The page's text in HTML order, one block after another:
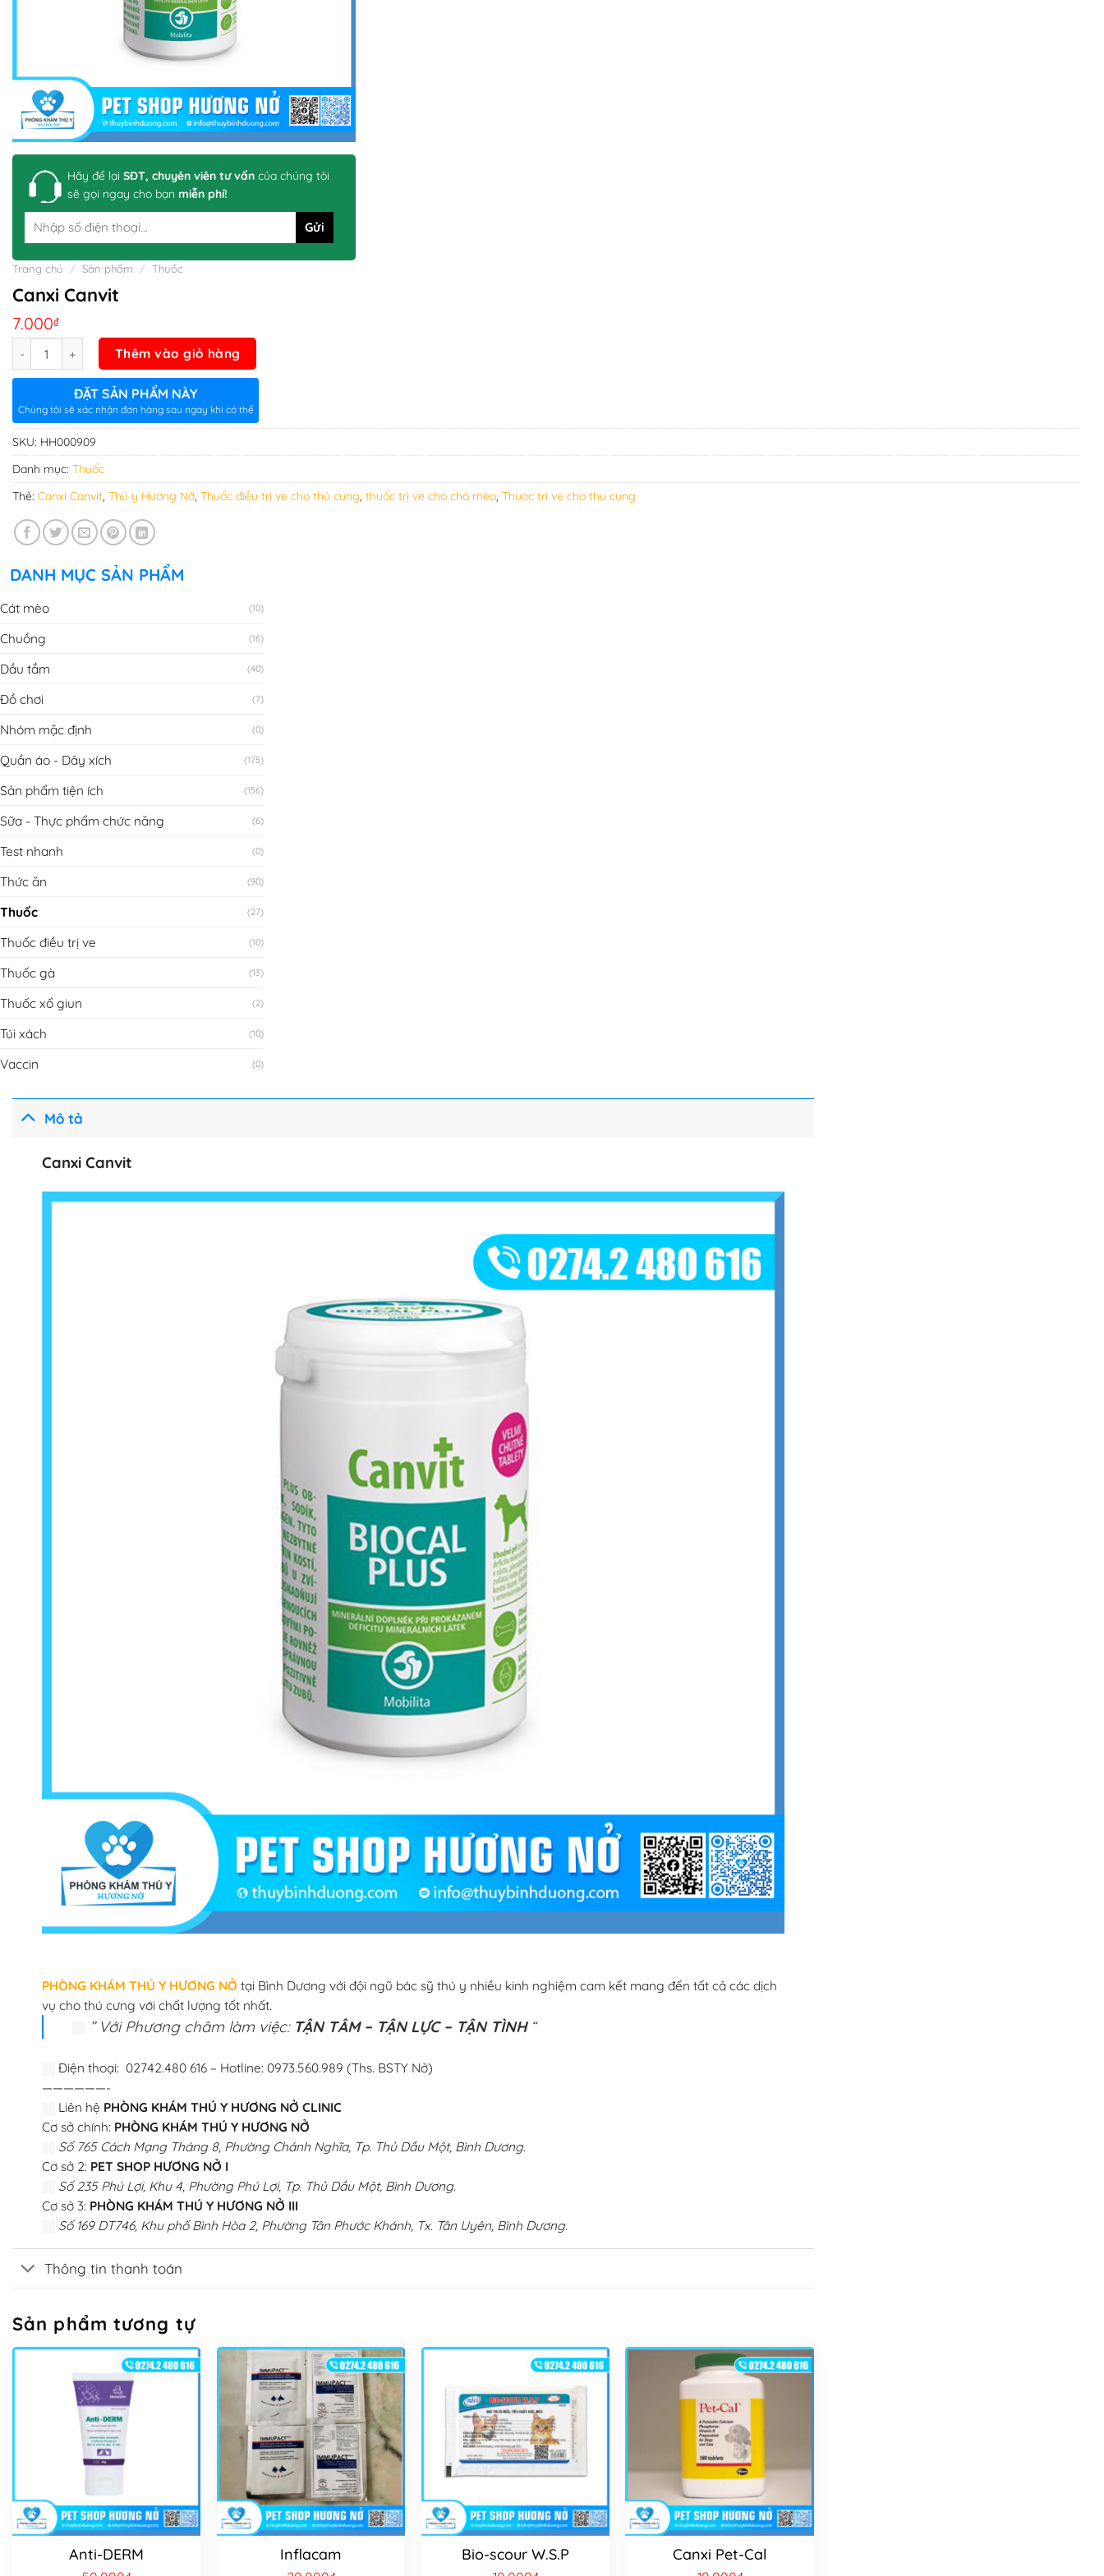
Hãy để lại SĐT, chuyên viên tư vấn của chúng tôi
sẽ gọi ngay cho bạn miễn phí!
Trang chủ / Sản phẩm / Thuốc
Canxi Canvit
7.000₫
Thêm vào giỏ hàng
ĐẶT SẢN PHẨM NÀY
Chúng tôi sẽ xác nhận đơn hàng sau ngay khi có thể
SKU: HH000909
Danh mục: Thuốc
Thẻ: Canxi Canvit, Thú y Hương Nỡ, Thuốc điều trị ve cho thú cung, thuốc trị ve cho chó mèo, Thuoc tri ve cho thu cung
DANH MỤC SẢN PHẨM
Cát mèo (10)
Chuồng (16)
Dầu tắm (40)
Đồ chơi (7)
Nhóm mặc định (0)
Quần áo - Dây xích (175)
Sản phẩm tiện ích (156)
Sữa - Thực phẩm chức năng (6)
Test nhanh (0)
Thức ăn (90)
Thuốc (27)
Thuốc điều trị ve (10)
Thuốc gà (13)
Thuốc xổ giun (2)
Túi xách (10)
Vaccin (0)
Mô tả
Canxi Canvit
PHÒNG KHÁM THÚ Y HƯƠNG NỞtại Bình Dương với đội ngũ bác sỹ thú y nhiều kinh nghiệm cam kết mang đến tất cả các dịch
vụ cho thú cưng với chất lượng tốt nhất.
” Với Phương châm làm việc: TẬN TÂM – TẬN LỰC – TẬN TÌNH“
Điện thoại: 02742.480 616 – Hotline: 0973.560.989 (Ths. BSTY Nở)
——————-
Liên hệ PHÒNG KHÁM THÚ Y HƯƠNG NỞ CLINIC
Cơ sở chính: PHÒNG KHÁM THÚ Y HƯƠNG NỞ
Số 765 Cách Mạng Tháng 8, Phường Chánh Nghĩa, Tp. Thủ Dầu Một, Bình Dương.
Cơ sở 2: PET SHOP HƯƠNG NỞ I
Số 235 Phú Lợi, Khu 4, Phường Phú Lợi, Tp. Thủ Dầu Một, Bình Dương.
Cơ sở 3: PHÒNG KHÁM THÚ Y HƯƠNG NỞ III
Số 169 DT746, Khu phố Bình Hòa 2, Phường Tân Phước Khánh, Tx. Tân Uyên, Bình Dương.
Thông tin thanh toán
Sản phẩm tương tự
Anti-DERM Inflacam Bio-scour W.S.P Canxi Pet-Cal